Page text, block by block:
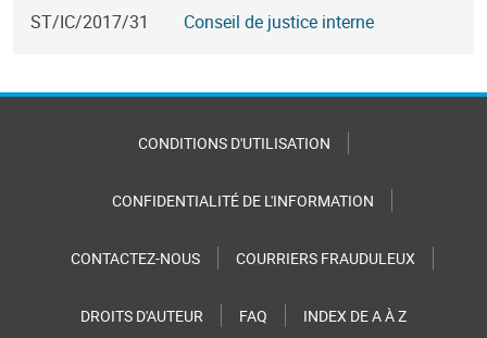
ST/IC/2017/31 Conseil de justice interne
CONDITIONS D'UTILISATION
CONFIDENTIALITÉ DE L'INFORMATION
CONTACTEZ-NOUS COURRIERS FRAUDULEUX
DROITS D'AUTEUR FAQ INDEX DE A À Z